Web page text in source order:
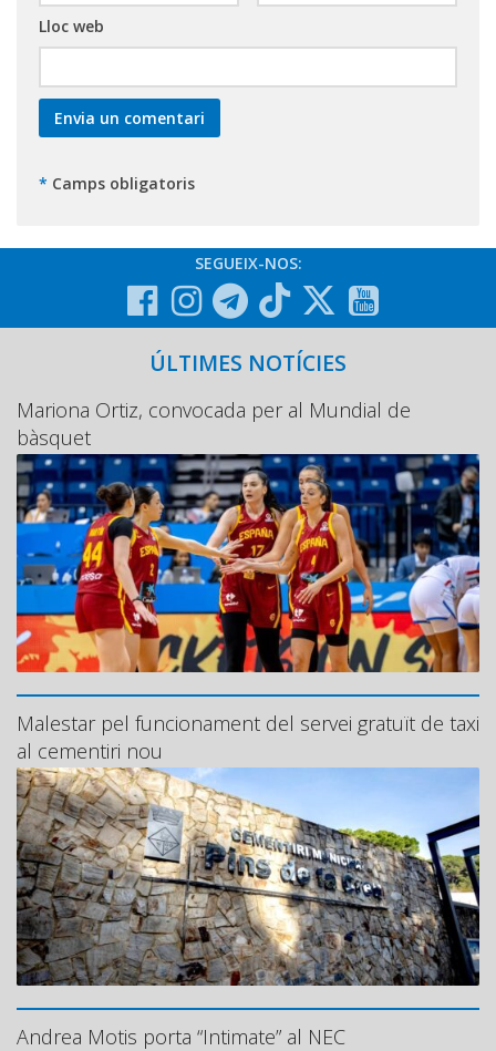
Lloc web
* Camps obligatoris
SEGUEIX-NOS:
ÚLTIMES NOTÍCIES
Mariona Ortiz, convocada per al Mundial de
bàsquet
Malestar pel funcionament del servei gratuït de taxi
al cementiri nou
Andrea Motis porta “Intimate” al NEC